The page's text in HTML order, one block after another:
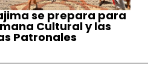
se prepara para
Cultural y las
Patronales